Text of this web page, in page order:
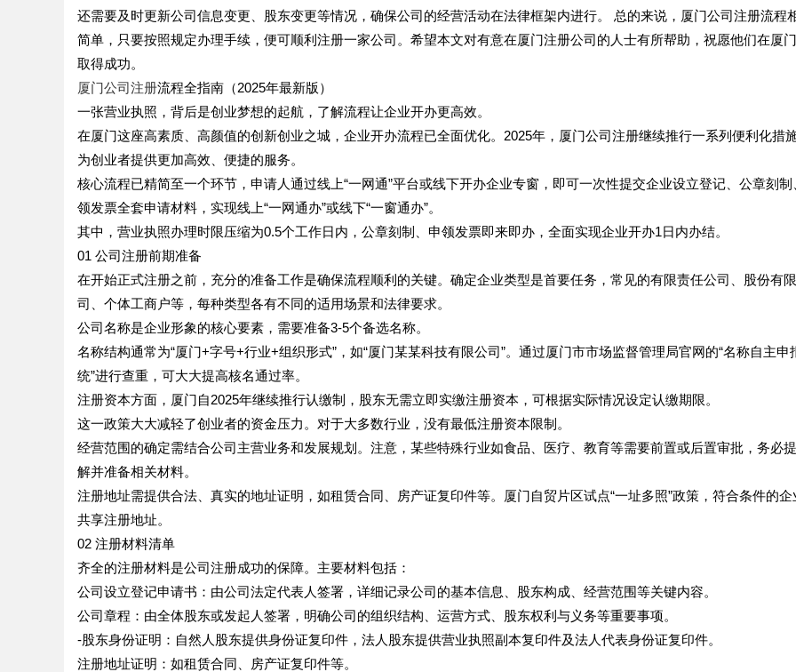
还需要及时更新公司信息变更、股东变更等情况，确保公司的经营活动在法律框架内进行。 总的来说，厦门公司注册流程
简单，只要按照规定办理手续，便可顺利注册一家公司。希望本文对有意在厦门注册公司的人士有所帮助，祝愿他们在厦
取得成功。
厦门公司注册流程全指南（2025年最新版）
一张营业执照，背后是创业梦想的起航，了解流程让企业开办更高效。
在厦门这座高素质、高颜值的创新创业之城，企业开办流程已全面优化。2025年，厦门公司注册继续推行一系列便利化措施
为创业者提供更加高效、便捷的服务。
核心流程已精简至一个环节，申请人通过线上“一网通”平台或线下开办企业专窗，即可一次性提交企业设立登记、公章刻制
领发票全套申请材料，实现线上“一网通办”或线下“一窗通办”。
其中，营业执照办理时限压缩为0.5个工作日内，公章刻制、申领发票即来即办，全面实现企业开办1日内办结。
01 公司注册前期准备
在开始正式注册之前，充分的准备工作是确保流程顺利的关键。确定企业类型是首要任务，常见的有限责任公司、股份有
司、个体工商户等，每种类型各有不同的适用场景和法律要求。
公司名称是企业形象的核心要素，需要准备3-5个备选名称。
名称结构通常为“厦门+字号+行业+组织形式”，如“厦门某某科技有限公司”。通过厦门市市场监督管理局官网的“名称自主申
统”进行查重，可大大提高核名通过率。
注册资本方面，厦门自2025年继续推行认缴制，股东无需立即实缴注册资本，可根据实际情况设定认缴期限。
这一政策大大减轻了创业者的资金压力。对于大多数行业，没有最低注册资本限制。
经营范围的确定需结合公司主营业务和发展规划。注意，某些特殊行业如食品、医疗、教育等需要前置或后置审批，务必
解并准备相关材料。
注册地址需提供合法、真实的地址证明，如租赁合同、房产证复印件等。厦门自贸片区试点“一址多照”政策，符合条件的企
共享注册地址。
02 注册材料清单
齐全的注册材料是公司注册成功的保障。主要材料包括：
公司设立登记申请书：由公司法定代表人签署，详细记录公司的基本信息、股东构成、经营范围等关键内容。
公司章程：由全体股东或发起人签署，明确公司的组织结构、运营方式、股东权利与义务等重要事项。
-股东身份证明：自然人股东提供身份证复印件，法人股东提供营业执照副本复印件及法人代表身份证复印件。
注册地址证明：如租赁合同、房产证复印件等。